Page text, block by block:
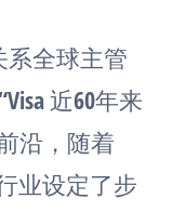
系全球主管
近60年来
沿，随着
业设定了步